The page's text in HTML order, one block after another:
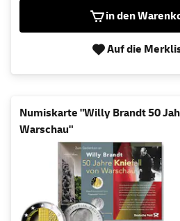
in den
Auf die
Numiskarte "Willy Brandt 50
Warschau"